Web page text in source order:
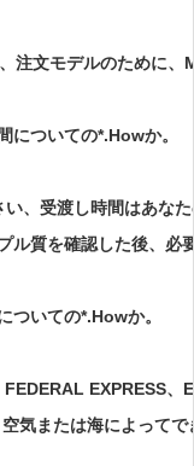
注文モデルのために、
についての*.Howか。
、受渡し時間はあな
ル質を確認した後、必
ついての*.Howか。
EXPRESS、
気または海によってで